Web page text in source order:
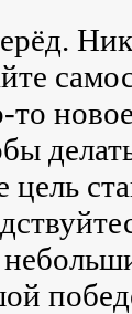
то
цель